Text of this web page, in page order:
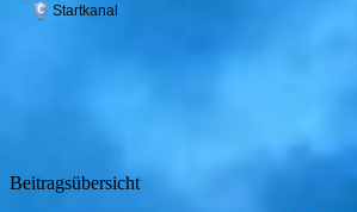
Beitragsübersicht